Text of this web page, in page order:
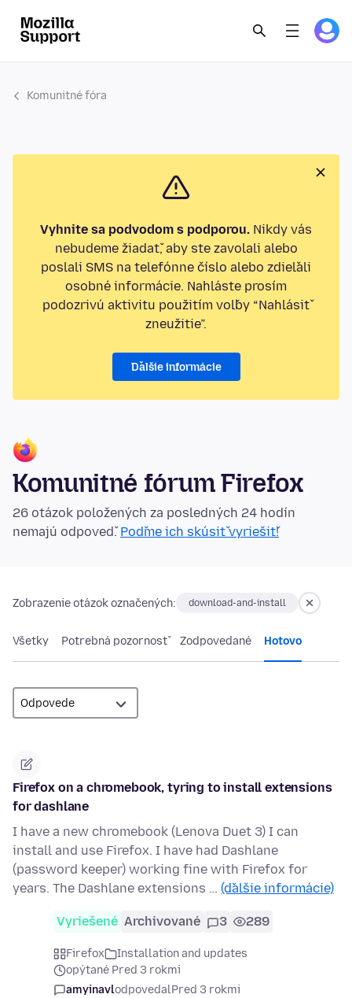
Komunitné fóra
Vyhnite sa podvodom s podporou. Nikdy vás
nebudeme žiadať, aby ste zavolali alebo
poslali SMS na telefónne číslo alebo zdieľali
osobné informácie. Nahláste prosím
podozrivú aktivitu použitím voľby “Nahlásiť
zneužitie”.
Ďalšie informácie
Komunitné fórum Firefox
26 otázok položených za posledných 24 hodín
nemajú odpoveď.Poďme ich skúsiť vyriešiť!
Zobrazenie otázok označených: download-and-install
Všetky Potrebná pozornosť Zodpovedané Hotovo
Firefox on a chromebook, tyring to install extensions
for dashlane
I have a new chromebook (Lenova Duet 3) I can
install and use Firefox. I have had Dashlane
(password keeper) working fine with Firefox for
years. The Dashlane extensions … (ďalšie informácie)
Vyriešené Archivované 3 289
Firefox
Installation and updates
opýtané Pred 3 rokmi
amyinavlodpovedalPred 3 rokmi